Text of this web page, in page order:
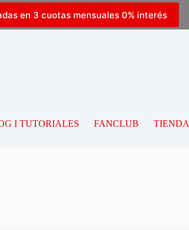
en 3 cuotas mensuales 0% interés
I TUTORIALES FANCLUB TIENDA